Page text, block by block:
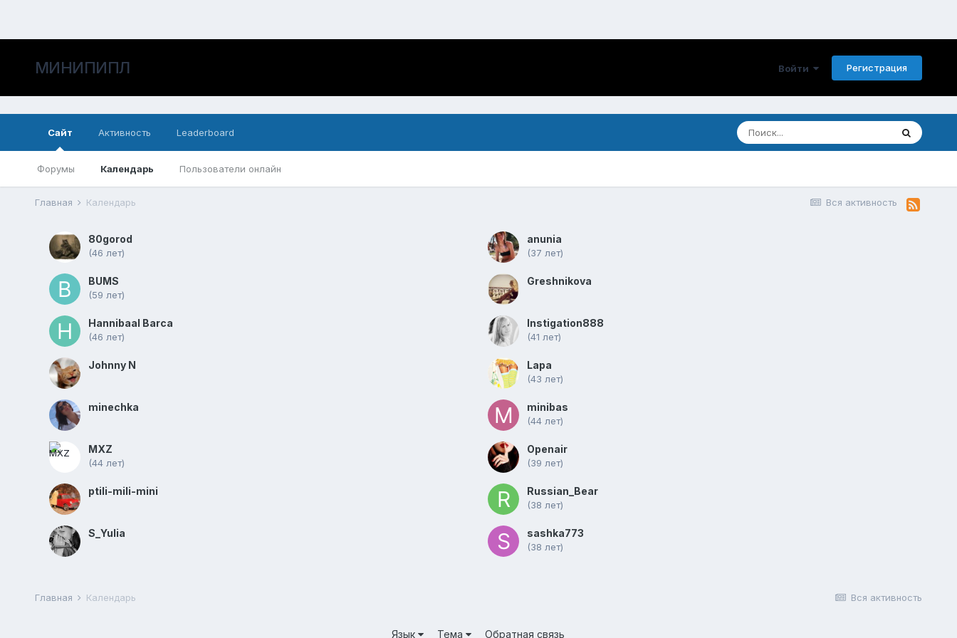
МИНИПИПЛ Войти Регистрация
Сайт
Форумы Календарь Пользователи онлайн
Активность Leaderboard
Вся активность
Главная Календарь
80gorod
(46 лет)
anunia
(37 лет)
BUMS
(59 лет)
Greshnikova
Hannibaal Barca
(46 лет)
Instigation888
(41 лет)
Johnny N Lapa
(43 лет)
minechka minibas
(44 лет)
MXZ
(44 лет)
Openair
(39 лет)
ptili-mili-mini Russian_Bear
(38 лет)
S_Yulia sashka773
(38 лет)
Вся активность
Главная Календарь
Язык Тема Обратная связь